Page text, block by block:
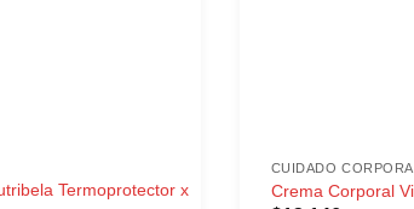
Termoprotector x
CUIDADO
Crema Corporal